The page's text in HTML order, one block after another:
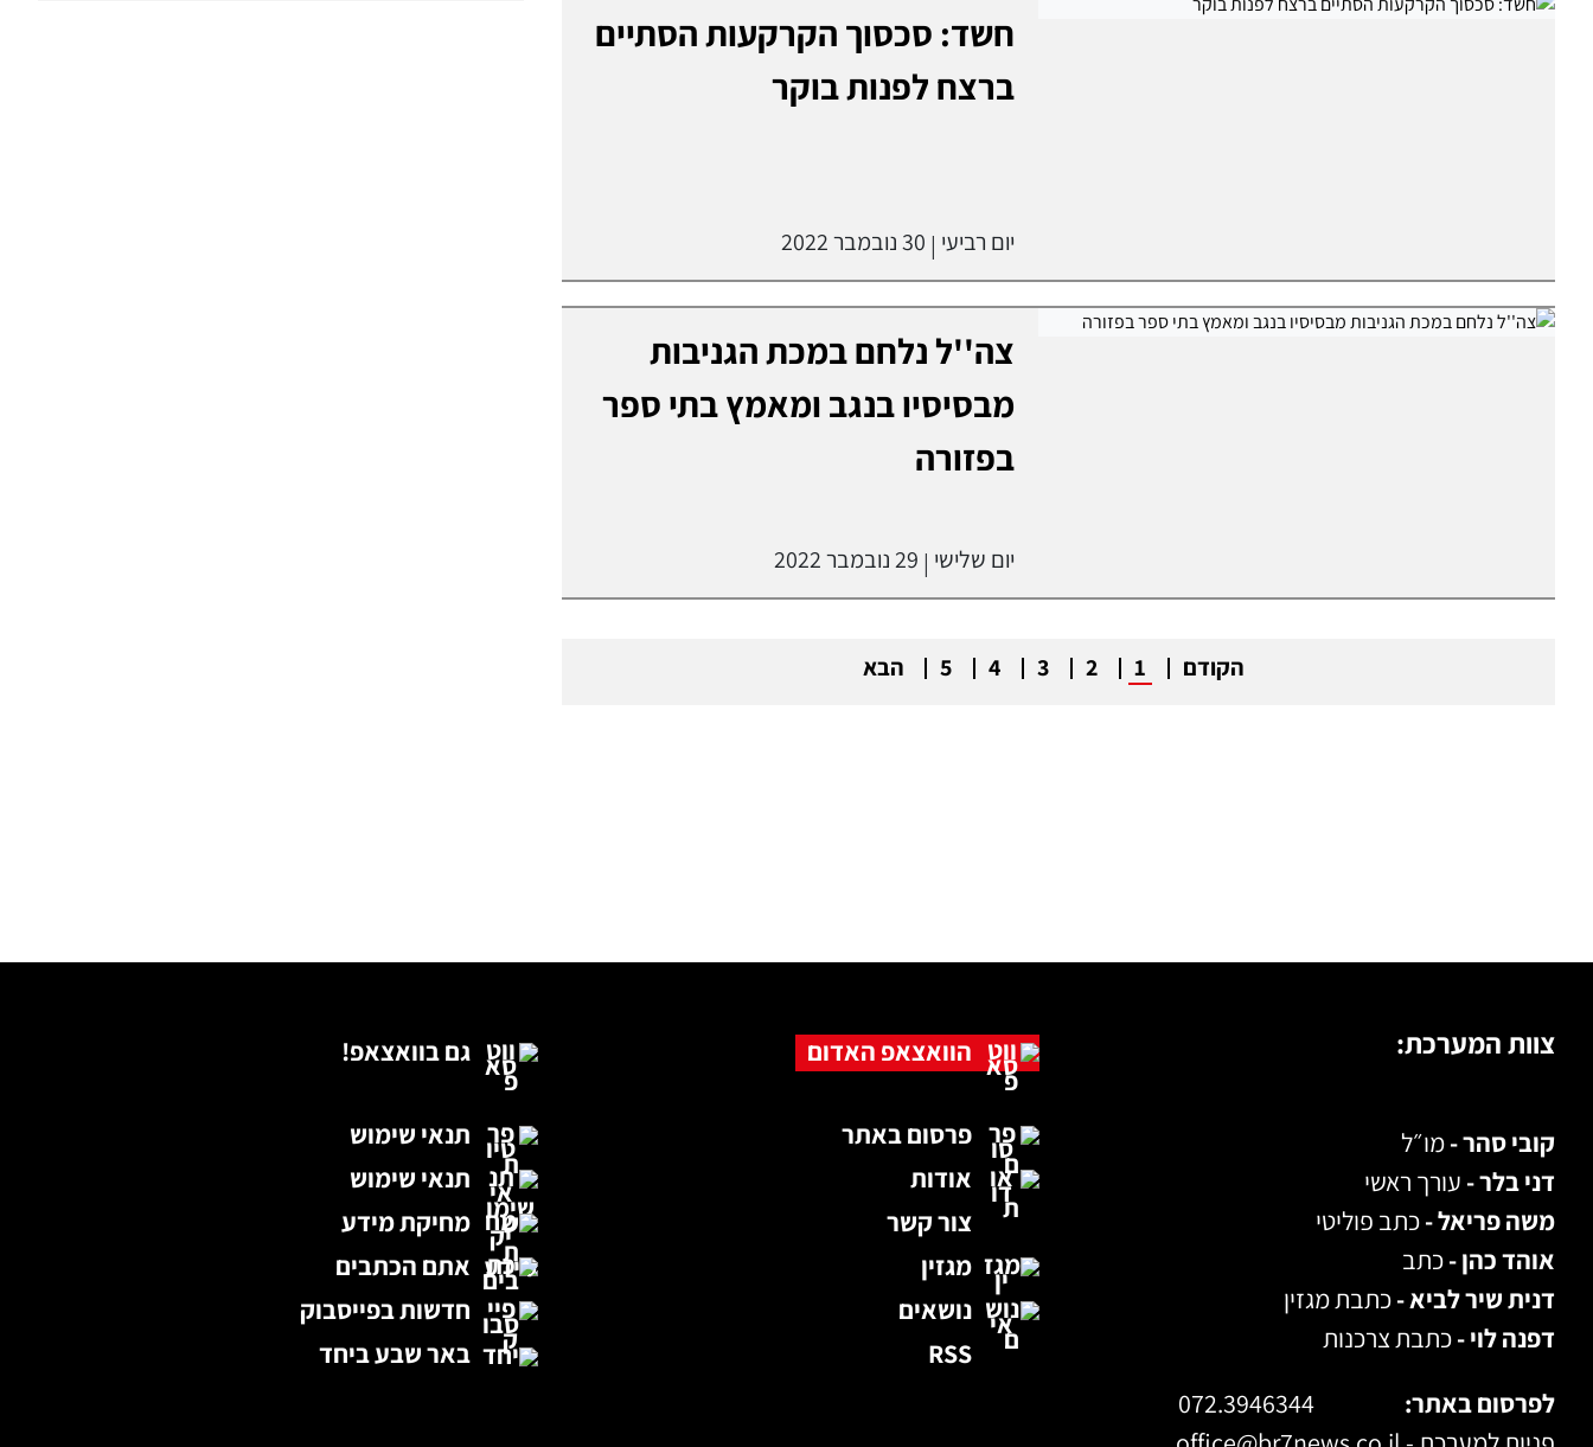
חשד: סכסוך הקרקעות הסתיים
ברצח לפנות בוקר
יום רביעי | 30 נובמבר 2022
צה''ל נלחם במכת הגניבות
מבסיסיו בנגב ומאמץ בתי ספר
בפזורה
יום שלישי | 29 נובמבר 2022
הקודם 1
2
3
4
5 הבא
גם בוואצאפ!
תנאי שימוש
תנאי שימוש
מחיקת מידע
אתם הכתבים
חדשות בפייסבוק
באר שבע ביחד
הוואצאפ האדום
פרסום באתר
אודות
צור קשר
מגזין
נושאים
RSS
צוות המערכת:
קובי סהר -מו״ל
דני בלר - עורך ראשי
משה פריאל -כתב פוליטי
אוהד כהן -כתב
דנית שיר לביא -כתבת מגזין
דפנה לוי -כתבת צרכנות
לפרסום באתר:
072.3946344